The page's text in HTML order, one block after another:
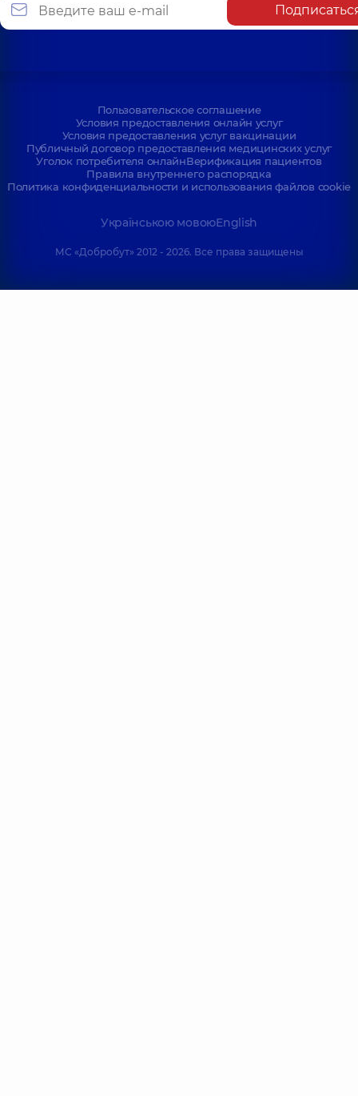
Пользовательское соглашение
Условия предоставления онлайн услуг
Условия предоставления услуг вакцинации
Публичный договор предоставления медицинских услуг
Уголок потребителя онлайнВерификация пациентов
Правила внутреннего распорядка
Политика конфиденциальности и использования файлов cookie
Українською мовоюEnglish
МС «Добробут» 2012 - 2026. Все права защищены